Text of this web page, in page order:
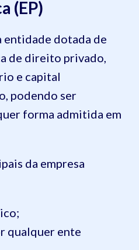
(EP)
entidade dotada de
de direito privado,
e capital
podendo ser
forma admitida em
da empresa
qualquer ente